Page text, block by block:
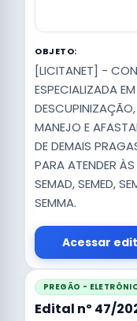
OBJETO:
[LICITANET] -
ESPECIALIZADA
MANEJO E
DE DEMAIS
PARA ATENDER
SEMAD, SEMED,
SEMMA.
Acessar
PREGÃO -
Edital nº 47/